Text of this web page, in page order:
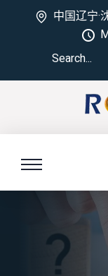
中国辽宁·